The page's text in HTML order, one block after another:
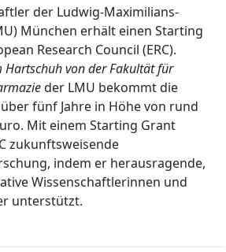
der Ludwig-Maximilians-
München erhält einen Starting
Research Council (ERC).
Hartschuh von der Fakultät für
der LMU bekommt die
fünf Jahre in Höhe von rund
Mit einem Starting Grant
zukunftsweisende
indem er herausragende,
Wissenschaftlerinnen und
unterstützt.